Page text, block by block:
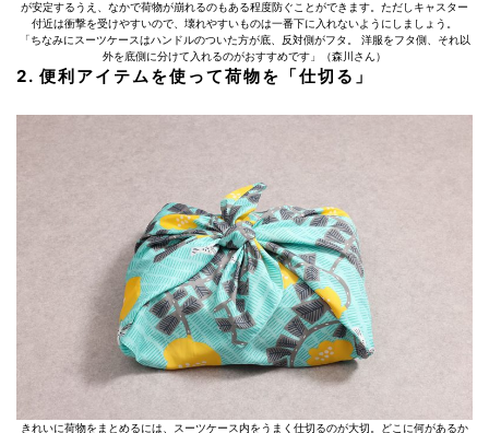
が安定するうえ、なかで荷物が崩れるのもある程度防ぐことができます。ただしキャスター
付近は衝撃を受けやすいので、壊れやすいものは一番下に入れないようにしましょう。
「ちなみにスーツケースはハンドルのついた方が底、反対側がフタ。 洋服をフタ側、それ以
外を底側に分けて入れるのがおすすめです」（森川さん）
2. 便利アイテムを使って荷物を「仕切る」
きれいに荷物をまとめるには、スーツケース内をうまく仕切るのが大切。どこに何があるか